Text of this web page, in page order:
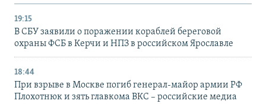
19:15
В СБУ заявили о поражении кораблей береговой
охраны ФСБ в Керчи и НПЗ в российском Ярославле
18:44
При взрыве в Москве погиб генерал-майор армии РФ
Плохотнюк и зять главкома ВКС – российские медиа